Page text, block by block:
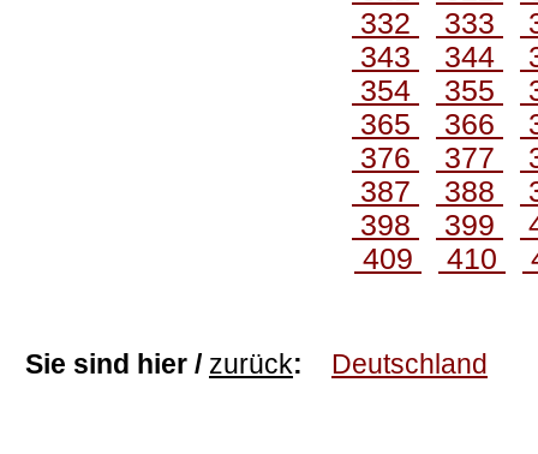
332
333
343
344
354
355
365
366
376
377
387
388
398
399
409
410
Sie sind hier / zurück: Deutschland